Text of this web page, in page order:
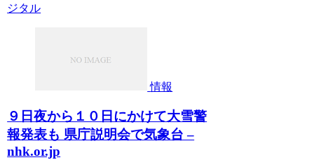
ジタル
情報
９日夜から１０日にかけて大雪警
報発表も 県庁説明会で気象台 –
nhk.or.jp